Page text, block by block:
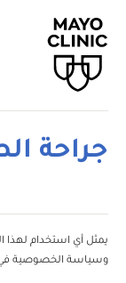
جراحة
يمثل أي استخدام لهذا
وسياسة الخصوصية في